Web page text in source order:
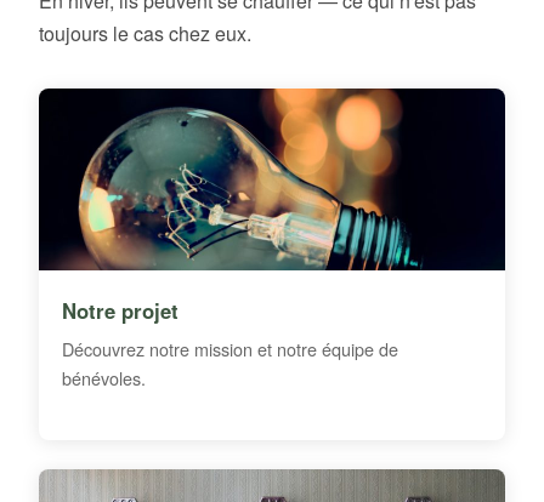
toujours le cas chez eux.
Notre projet
Découvrez notre mission et notre équipe de
bénévoles.